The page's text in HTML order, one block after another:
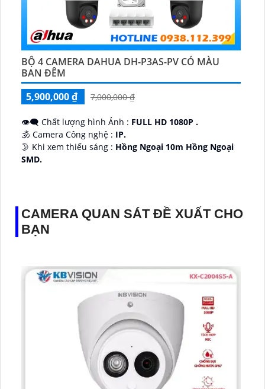
BỘ 4 CAMERA DAHUA DH-P3AS-PV CÓ MÀU
BAN ĐÊM
5,900,000 ₫
7,000,000 ₫
👁️‍🗨 Chất lượng hình Ảnh : FULL HD 1080P .
🕉️ Camera Công nghệ : IP.
🌛 Khi xem thiếu sáng : Hồng Ngoại 10m Hồng Ngoại
SMD.
CAMERA QUAN SÁT ĐỀ XUẤT CHO
BẠN